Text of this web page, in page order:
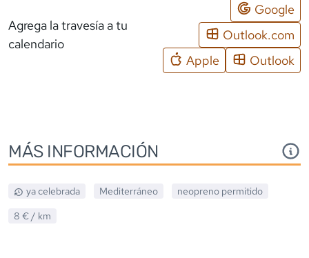
Agrega la travesía a tu
calendario
Google
Outlook.com
Apple
Outlook
MÁS INFORMACIÓN
ya celebrada Mediterráneo neopreno permitido
8 € / km